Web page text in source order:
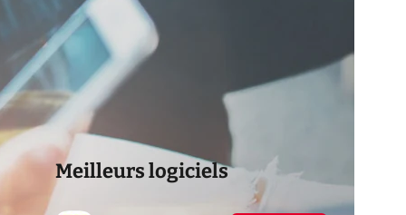
Meilleurs logiciels